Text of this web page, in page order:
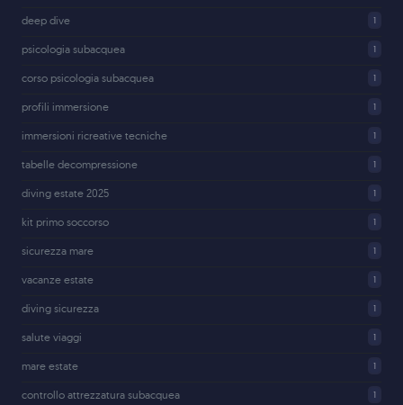
deep dive 1
psicologia subacquea 1
corso psicologia subacquea 1
profili immersione 1
immersioni ricreative tecniche 1
tabelle decompressione 1
diving estate 2025 1
kit primo soccorso 1
sicurezza mare 1
vacanze estate 1
diving sicurezza 1
salute viaggi 1
mare estate 1
controllo attrezzatura subacquea 1